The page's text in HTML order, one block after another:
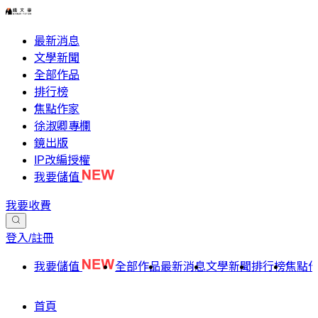
最新消息
文學新聞
全部作品
排行榜
焦點作家
徐淑卿專欄
鏡出版
IP改編授權
我要儲值
我要收費
登入/註冊
我要儲值 全部作品最新消息文學新聞排行榜焦點
首頁